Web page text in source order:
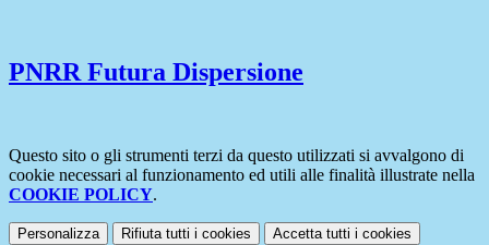
PNRR Futura Dispersione
Questo sito o gli strumenti terzi da questo utilizzati si avvalgono di
cookie necessari al funzionamento ed utili alle finalità illustrate nella
COOKIE POLICY.
Personalizza Rifiuta tutti i cookies Accetta tutti i cookies